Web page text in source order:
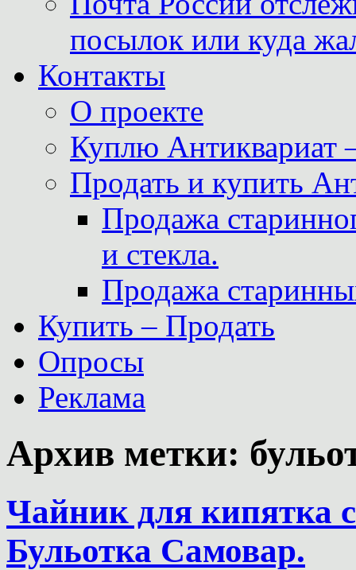
посылок или куда
Контакты
О проекте
Куплю Антиквариат
Продать и купить
Продажа
и стекла.
Продажа
Купить – Продать
Опросы
Реклама
Архив метки:
Чайник для кипятка
Бульотка Самовар.